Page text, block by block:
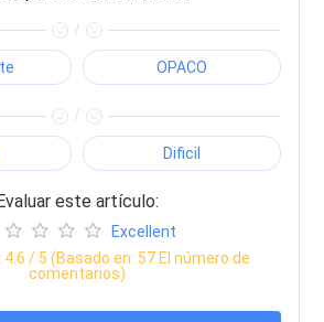
/
OPACO
/
Dificil
este artículo:
Excellent
4.6 / 5 (Basado en: 57El número de
comentarios)